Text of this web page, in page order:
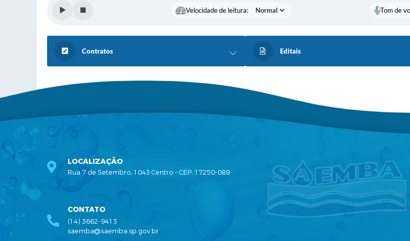
Velocidade de leitura: Tom de
Contratos Editais
LOCALIZAÇÃO
Rua 7 de Setembro, 1043 Centro - CEP: 17250-089
CONTATO
(14) 3662-9413
saemba@saemba.sp.gov.br